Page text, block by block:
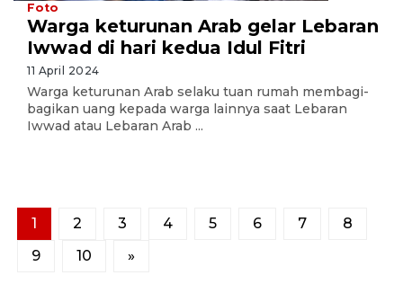
Foto
Warga keturunan Arab gelar Lebaran
Iwwad di hari kedua Idul Fitri
11 April 2024
Warga keturunan Arab selaku tuan rumah membagi-
bagikan uang kepada warga lainnya saat Lebaran
Iwwad atau Lebaran Arab ...
1 2 3 4 5 6 7
8
9
10 »